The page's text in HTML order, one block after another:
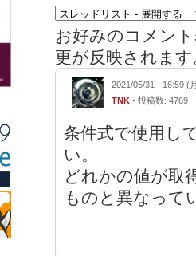
お好みのコメン
更が反映されます
2021/05/31 - 16:59 (
TNK - 投稿数: 4769
条件式で使用し
い。
どれかの値が取
ものと異なって